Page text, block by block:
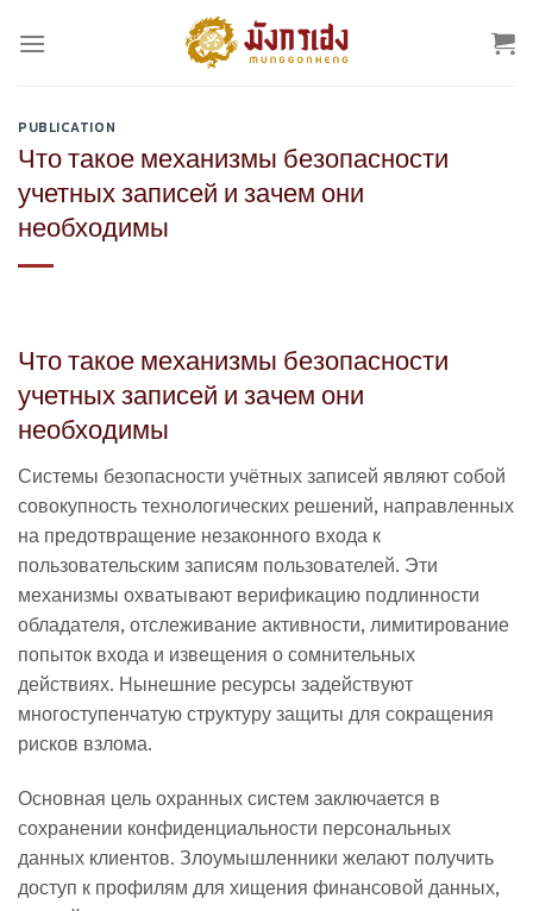
PUBLICATION
Что такое механизмы безопасности
учетных записей и зачем они
необходимы
Что такое механизмы безопасности
учетных записей и зачем они
необходимы
Системы безопасности учётных записей являют собой
совокупность технологических решений, направленных
на предотвращение незаконного входа к
пользовательским записям пользователей. Эти
механизмы охватывают верификацию подлинности
обладателя, отслеживание активности, лимитирование
попыток входа и извещения о сомнительных
действиях. Нынешние ресурсы задействуют
многоступенчатую структуру защиты для сокращения
рисков взлома.
Основная цель охранных систем заключается в
сохранении конфиденциальности персональных
данных клиентов. Злоумышленники желают получить
доступ к профилям для хищения финансовой данных,